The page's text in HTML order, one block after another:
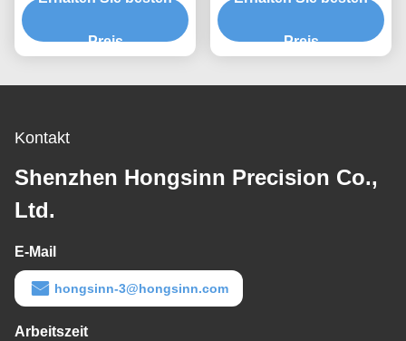
Preis Preis
Kontakt
Shenzhen Hongsinn Precision Co.,
Ltd.
E-Mail
hongsinn-3@hongsinn.com
Arbeitszeit